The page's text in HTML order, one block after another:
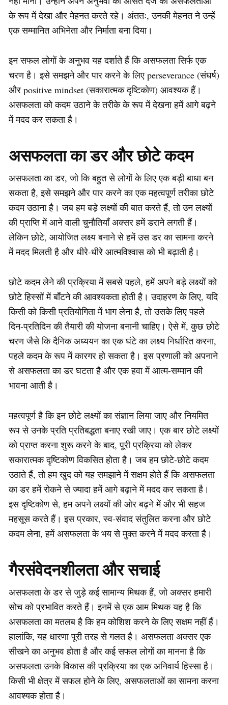
के रूप में देखा और मेहनत करते रहे। अंततः, उनकी मेहनत ने उन्हें
एक सम्मानित अभिनेता और निर्माता बना दिया।
इन सफल लोगों के अनुभव यह दर्शाते हैं कि असफलता सिर्फ एक
चरण है। इसे समझने और पार करने के लिए perseverance (संघर्ष)
और positive mindset (सकारात्मक दृष्टिकोण) आवश्यक हैं।
असफलता को कदम उठाने के तरीके के रूप में देखना हमें आगे बढ़ने
में मदद कर सकता है।
असफलता का डर और छोटे कदम
असफलता का डर, जो कि बहुत से लोगों के लिए एक बड़ी बाधा बन
सकता है, इसे समझने और पार करने का एक महत्वपूर्ण तरीका छोटे
कदम उठाना है। जब हम बड़े लक्ष्यों की बात करते हैं, तो उन लक्ष्यों
की प्राप्ति में आने वाली चुनौतियाँ अक्सर हमें डराने लगती हैं।
लेकिन छोटे, आयोजित लक्ष्य बनाने से हमें उस डर का सामना करने
में मदद मिलती है और धीरे-धीरे आत्मविश्वास को भी बढ़ाती है।
छोटे कदम लेने की प्रक्रिया में सबसे पहले, हमें अपने बड़े लक्ष्यों को
छोटे हिस्सों में बाँटने की आवश्यकता होती है। उदाहरण के लिए, यदि
किसी को किसी प्रतियोगिता में भाग लेना है, तो उसके लिए पहले
दिन-प्रतिदिन की तैयारी की योजना बनानी चाहिए। ऐसे में, कुछ छोटे
चरण जैसे कि दैनिक अध्ययन का एक घंटे का लक्ष्य निर्धारित करना,
पहले कदम के रूप में कारगर हो सकता है। इस प्रणाली को अपनाने
से असफलता का डर घटता है और एक हवा में आत्म-सम्मान की
भावना आती है।
महत्वपूर्ण है कि इन छोटे लक्ष्यों का संज्ञान लिया जाए और नियमित
रूप से उनके प्रति प्रतिबद्धता बनाए रखी जाए। एक बार छोटे लक्ष्यों
को प्राप्त करना शुरू करने के बाद, पूरी प्रक्रिया को लेकर
सकारात्मक दृष्टिकोण विकसित होता है। जब हम छोटे-छोटे कदम
उठाते हैं, तो हम खुद को यह समझाने में सक्षम होते हैं कि असफलता
का डर हमें रोकने से ज्यादा हमें आगे बढ़ाने में मदद कर सकता है।
इस दृष्टिकोण से, हम अपने लक्ष्यों की ओर बढ़ने में और भी सहज
महसूस करते हैं। इस प्रकार, स्व-संवाद संतुलित करना और छोटे
कदम लेना, हमें असफलता के भय से मुक्त करने में मदद करता है।
गैरसंवेदनशीलता और सचाई
असफलता के डर से जुड़े कई सामान्य मिथक हैं, जो अक्सर हमारी
सोच को प्रभावित करते हैं। इनमें से एक आम मिथक यह है कि
असफलता का मतलब है कि हम कोशिश करने के लिए सक्षम नहीं हैं।
हालांकि, यह धारणा पूरी तरह से गलत है। असफलता अक्सर एक
सीखने का अनुभव होता है और कई सफल लोगों का मानना है कि
असफलता उनके विकास की प्रक्रिया का एक अनिवार्य हिस्सा है।
किसी भी क्षेत्र में सफल होने के लिए, असफलताओं का सामना करना
आवश्यक होता है।